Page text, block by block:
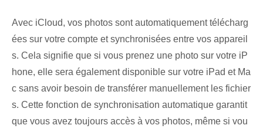
Avec iCloud, vos photos sont automatiquement télécharg
ées⁤ sur votre compte et​ synchronisées entre⁤ vos appareil
s. Cela signifie que si vous prenez⁤ une photo sur votre iP
hone, elle sera également disponible sur votre iPad⁢ et Ma
c sans avoir besoin de transférer⁢ manuellement les fichier
s. Cette fonction de synchronisation automatique garantit
que vous avez toujours accès à vos photos, même si vou